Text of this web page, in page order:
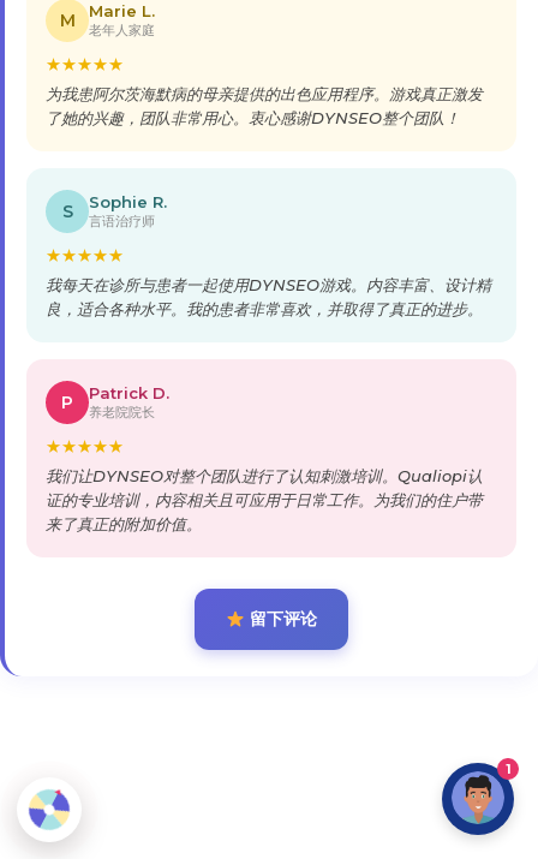
M Marie L.
老年人家庭
★★★★★
为我患阿尔茨海默病的母亲提供的出色应用程序。游戏真正激发
了她的兴趣，团队非常用心。衷心感谢DYNSEO整个团队！
S Sophie R.
言语治疗师
★★★★★
我每天在诊所与患者一起使用DYNSEO游戏。内容丰富、设计精
良，适合各种水平。我的患者非常喜欢，并取得了真正的进步。
P Patrick D.
养老院院长
★★★★★
我们让DYNSEO对整个团队进行了认知刺激培训。Qualiopi认
证的专业培训，内容相关且可应用于日常工作。为我们的住户带
来了真正的附加价值。
留下评论
1